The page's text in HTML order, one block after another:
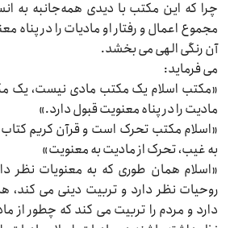
چرا که این مکتب با دیدی همه‌جانبه به
مجموع اعمال و رفتار او مادیات را در پناه
آن رنگی الهی می‌‌‌ بخشد.
می‌‌‌ فرماید:
«مکتب اسلام یک مکتب مادی نیست، یک
مادیت را در پناه معنویت قبول دارد.»
«اسلام مکتب تحرک است و قرآن کریم
به غیب، تحرک از مادیت به معنویت»
«اسلام همان طوری که به معنویات نظر
روحیات نظر دارد و تربیت دینی می‌‌‌ کند،
دارد و مردم را تربیت می‌‌‌ کند که چطور از